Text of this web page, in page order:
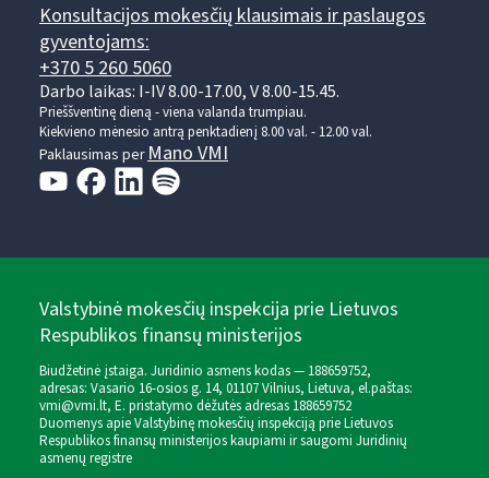
Konsultacijos mokesčių klausimais ir paslaugos
gyventojams:
+370 5 260 5060
Darbo laikas: I-IV 8.00-17.00, V 8.00-15.45.
Prieššventinę dieną - viena valanda trumpiau.
Kiekvieno mėnesio antrą penktadienį 8.00 val. - 12.00 val.
Paklausimas per Mano VMI
Valstybinė mokesčių inspekcija prie Lietuvos
Respublikos finansų ministerijos
Biudžetinė įstaiga. Juridinio asmens kodas — 188659752,
adresas: Vasario 16-osios g. 14, 01107 Vilnius, Lietuva, el.paštas:
vmi@vmi.lt, E. pristatymo dėžutės adresas 188659752
Duomenys apie Valstybinę mokesčių inspekciją prie Lietuvos
Respublikos finansų ministerijos kaupiami ir saugomi Juridinių
asmenų registre